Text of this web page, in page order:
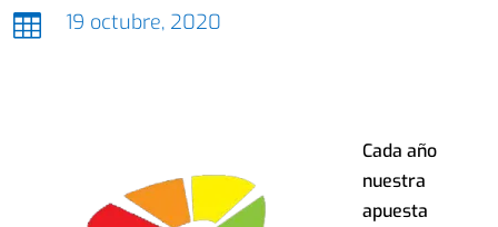
 19 octubre, 2020
Cada año
nuestra
apuesta